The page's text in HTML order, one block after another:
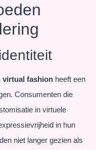
virtual fashion heeft een
Consumenten die
in virtuele
in hun
niet langer gezien als